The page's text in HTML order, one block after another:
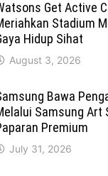
Get Active
Stadium
Hidup Sihat
August 3, 2026
Bawa
Samsung Art
Premium
July 31, 2026